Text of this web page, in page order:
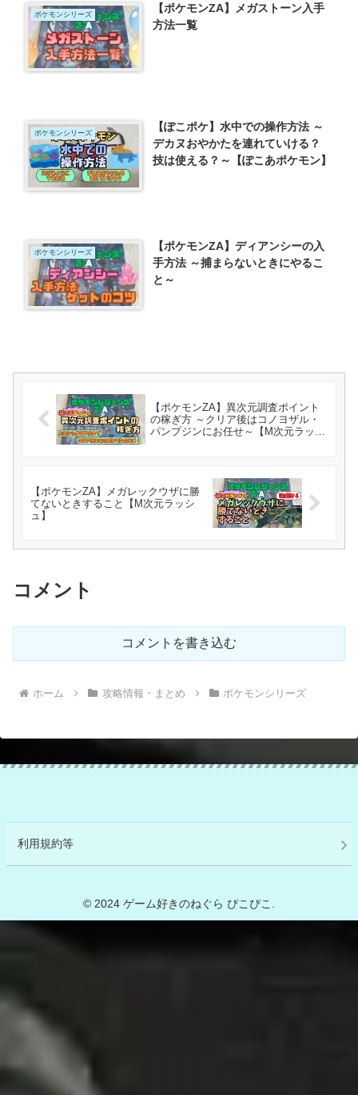
ポケモンシリーズ
【ポケモンZA】メガストーン入手
方法一覧
ポケモンシリーズ
【ぽこポケ】水中での操作方法 ～
デカヌおやかたを連れていける？
技は使える？～【ぽこあポケモン】
ポケモンシリーズ
【ポケモンZA】ディアンシーの入
手方法 ～捕まらないときにやるこ
と～
【ポケモンZA】異次元調査ポイント
の稼ぎ方 ～クリア後はコノヨザル・
パンプジンにお任せ～【M次元ラッシ
【ポケモンZA】メガレックウザに勝
てないときすること【M次元ラッシ
ュ】
コメント
コメントを書き込む
ホーム 攻略情報・まとめ ポケモンシリーズ
利用規約等
© 2024 ゲーム好きのねぐら ぴこぴこ.